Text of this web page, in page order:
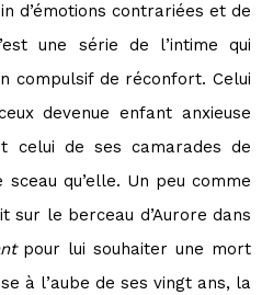
d’émotions contrariées et de
une série de l’intime qui
compulsif de réconfort. Celui
devenue enfant anxieuse
celui de ses camarades de
qu’elle. Un peu comme
sur le berceau d’Aurore dans
pour lui souhaiter une mort
à l’aube de ses vingt ans, la